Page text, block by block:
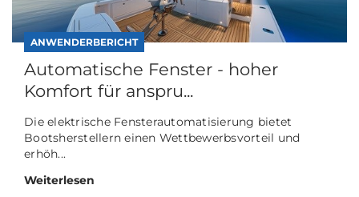
ANWENDERBERICHT
Automatische Fenster - hoher
Komfort für anspru...
Die elektrische Fensterautomatisierung bietet
Bootsherstellern einen Wettbewerbsvorteil und
erhöh...
Weiterlesen